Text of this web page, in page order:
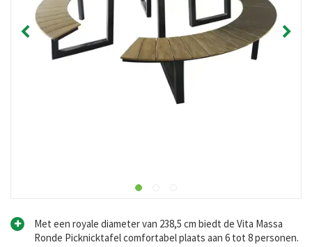
Met een royale diameter van 238,5 cm biedt de Vita Massa
Ronde Picknicktafel comfortabel plaats aan 6 tot 8 personen.